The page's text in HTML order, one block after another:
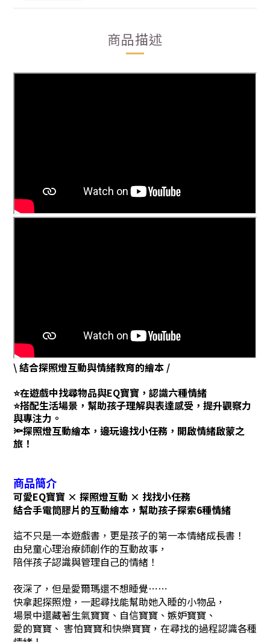
商品描述
\ 結合探照燈互動與情緒教育的繪本 /
⭐在遊戲中找尋物品與EQ寶寶，認識六種情緒
⭐搭配生活場景，幫助孩子理解與表達感受，提升觀察力
與專注力。
🔦探照燈互動繪本，邊玩邊找小任務，開啟情緒啟蒙之
旅！
商品簡介
可愛EQ寶寶 × 探照燈互動 × 找找小任務
結合手電筒膠片的互動繪本， 幫助孩子探索6種情緒
這不只是一本遊戲書，更是孩子的第一本情緒成長書！
由兒童心理治療師創作的互動故事，
陪伴孩子認識與管理自己的情緒！
夜深了，但是愛爾瑪還不想睡覺⋯⋯
快拿起探照燈，一起尋找能幫助她入睡的小物品，
場景中還藏著生氣寶寶、自信寶寶、嫉妒寶寶、
愛的寶寶、 害怕寶寶和快樂寶寶，在尋找的過程認識各種